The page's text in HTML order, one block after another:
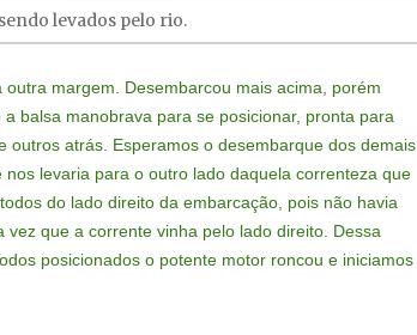
levados pelo rio.
margem. Desembarcou mais acima, porém
balsa manobrava para se posicionar, pronta para
atrás. Esperamos o desembarque dos demais
levaria para o outro lado daquela correnteza que
do lado direito da embarcação, pois não havia
que a corrente vinha pelo lado direito. Dessa
posicionados o potente motor roncou e iniciamos